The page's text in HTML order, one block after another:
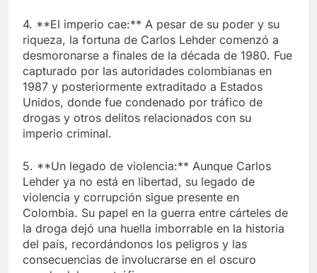
4. **El imperio cae:** A pesar de su poder y su
riqueza, la fortuna de Carlos Lehder comenzó a
desmoronarse a finales de la década de 1980. Fue
capturado por las autoridades colombianas en
1987 y posteriormente extraditado a Estados
Unidos, donde fue condenado por tráfico de
drogas y otros delitos relacionados con su
imperio criminal.
5. **Un legado de violencia:** Aunque Carlos
Lehder ya no está en libertad, su legado de
violencia y corrupción sigue presente en
Colombia. Su papel en la guerra entre cárteles de
la droga dejó una huella imborrable en la historia
del país, recordándonos los peligros y las
consecuencias de involucrarse en el oscuro